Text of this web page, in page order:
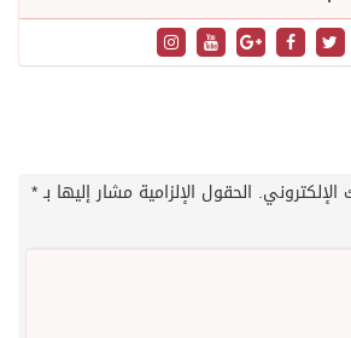
الحقول الإلزامية مشار إليها بـ*